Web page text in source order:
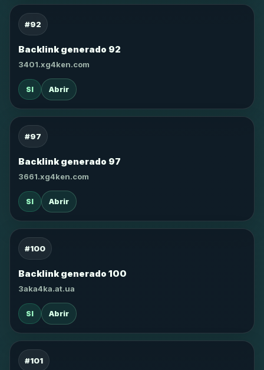
#92
Backlink generado 92
3401.xg4ken.com
SI Abrir
#97
Backlink generado 97
3661.xg4ken.com
SI Abrir
#100
Backlink generado 100
3aka4ka.at.ua
SI Abrir
#101